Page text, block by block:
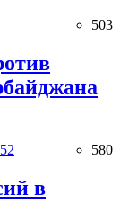
503
580
в